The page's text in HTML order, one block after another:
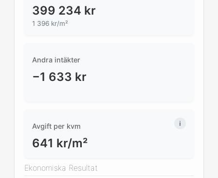
399 234 kr
1 396 kr/m²
Andra intäkter
−1 633 kr
Avgift per kvm
641 kr/m²
Ekonomiska Resultat